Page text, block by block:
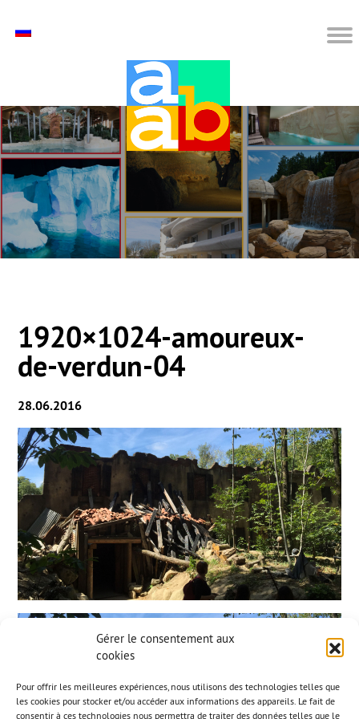
Gérer le consentement aux
cookies
Pour offrir les meilleures expériences, nous utilisons des technologies telles que
les cookies pour stocker et/ou accéder aux informations des appareils. Le fait de
consentir à ces technologies nous permettra de traiter des données telles que le
1920×1024-amoureux-
de-verdun-04
28.06.2016